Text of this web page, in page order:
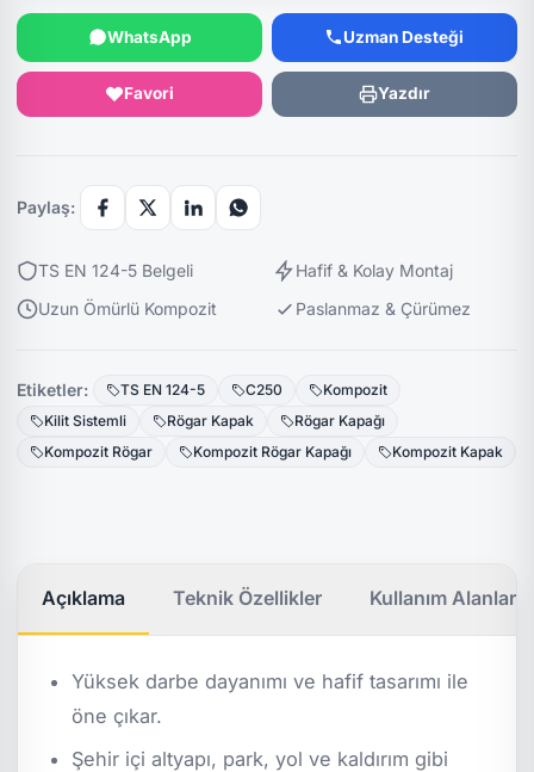
WhatsApp Uzman Desteği
Favori Yazdır
Paylaş:
TS EN 124-5 Belgeli
Hafif & Kolay Montaj
Uzun Ömürlü Kompozit
Paslanmaz & Çürümez
Etiketler: TS EN 124-5 C250
Kompozit
Kilit Sistemli
Rögar Kapak
Rögar Kapağı
Kompozit Rögar
Kompozit Rögar Kapağı Kompozit Kapak
Açıklama Teknik Özellikler Kullanım Alanları
Yüksek darbe dayanımı ve hafif tasarımı ile
öne çıkar.
Şehir içi altyapı, park, yol ve kaldırım gibi